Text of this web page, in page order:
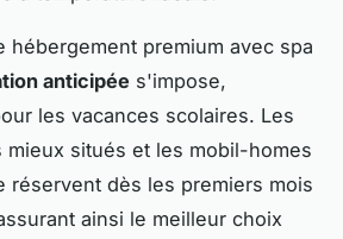
hébergement premium avec spa
anticipée s'impose,
les vacances scolaires. Les
mieux situés et les mobil-homes
réservent dès les premiers mois
ainsi le meilleur choix